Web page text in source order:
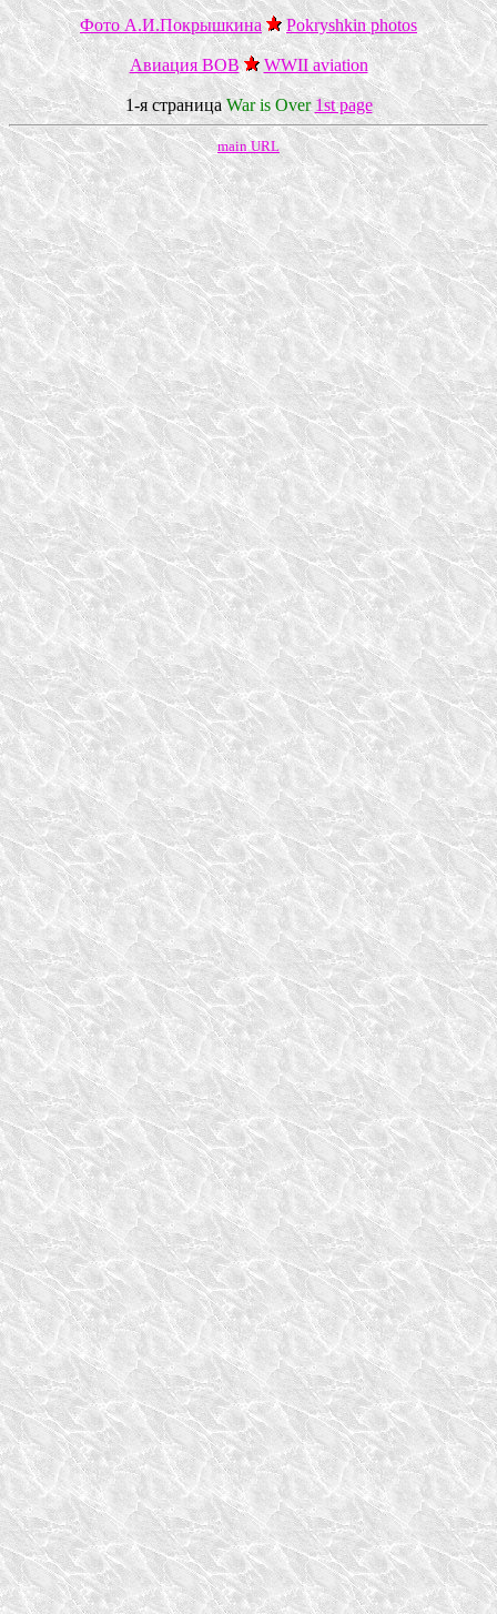
Фото А.И.Покрышкина Pokryshkin photos
Авиация ВОВ WWII aviation
1-я страницаWar is Over 1st page
main URL